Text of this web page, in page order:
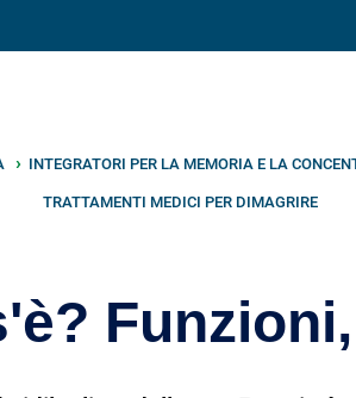
INTEGRATORI PER LA MEMORIA E LA
TRATTAMENTI MEDICI PER DIMAGRIRE